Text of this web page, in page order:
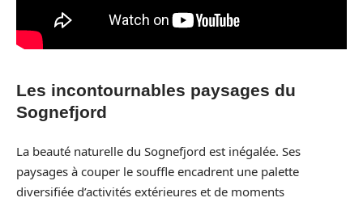
Les incontournables paysages du
Sognefjord
La beauté naturelle du Sognefjord est inégalée. Ses
paysages à couper le souffle encadrent une palette
diversifiée d’activités extérieures et de moments